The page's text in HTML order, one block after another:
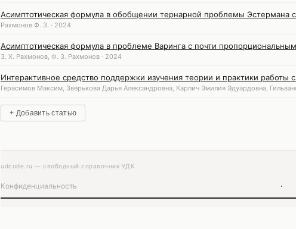
Асимптотическая формула в обобщении тернарной проблемы Эстермана
Рахмонов Ф. З. · 2024
Асимптотическая формула в проблеме Варинга с почти
З. Х. Рахмонов, Ф. З. Рахмонов · 2024
Интерактивное средство поддержки изучения теории и практики работы
Герасимов Максим, Зверькова Дарья Александровна, Карпич Эмилия Эдуардовна,
+ Добавить статью
udcode.ru — свободный справочник УДК
Конфиденциальность ·